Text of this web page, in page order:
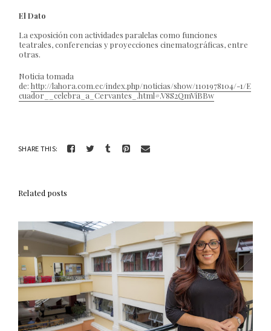
El Dato
La exposición con actividades paralelas como funciones
teatrales, conferencias y proyecciones cinematográficas, entre
otras.
Noticia tomada
de: http://lahora.com.ec/index.php/noticias/show/1101978104/-1/E
cuador__celebra_a_Cervantes_.html#.V8S2QmViBBw
SHARE THIS:
Related posts